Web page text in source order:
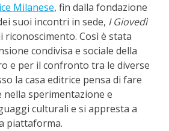
Milanese, fin dalla fondazione
suoi incontri in sede, I Giovedì
riconoscimento. Così è stata
condivisa e sociale della
e per il confronto tra le diverse
la casa editrice pensa di fare
sperimentazione e
culturali e si appresta a
piattaforma.